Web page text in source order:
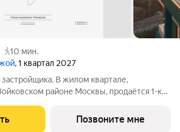
10 мин.
, 1 квартал 2027
В жилом квартале,
районе Москвы, продаётся 1-к
12-этажного дома, корпус 1, в жилом
Инджой. Инджой
Позвоните мне